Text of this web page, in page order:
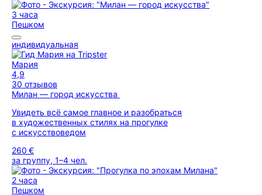
3 часа
Пешком
индивидуальная
Мария
4,9
30 отзывов
Милан — город искусства
Увидеть всё самое главное и разобраться
в художественных стилях на прогулке
с искусствоведом
260 €
за группу, 1–4 чел.
2 часа
Пешком